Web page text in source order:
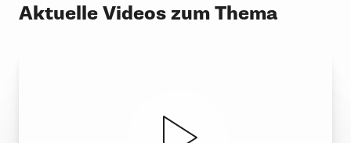
Aktuelle Videos zum Thema